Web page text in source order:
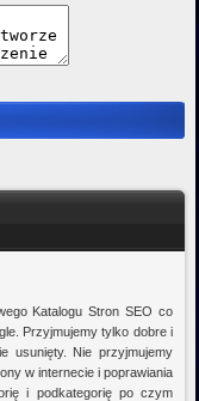
Katalogu Stron SEO co
Przyjmujemy tylko dobre i
usunięty. Nie przyjmujemy
w internecie i poprawiania
i podkategorię po czym